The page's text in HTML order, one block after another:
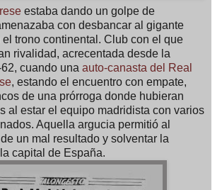
estaba dando un golpe de
con desbancar al gigante
el trono continental. Club con el que
rivalidad, acrecentada desde la
cuando una auto-canasta del Real
, estando el encuentro con empate,
de una prórroga donde hubieran
al estar el equipo madridista con varios
Aquella argucia permitió al
un mal resultado y solventar la
capital de España.